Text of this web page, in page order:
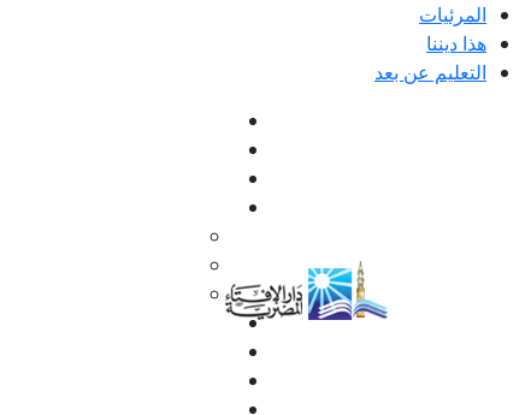
المرئيات
هذا ديننا
التعليم عن بعد